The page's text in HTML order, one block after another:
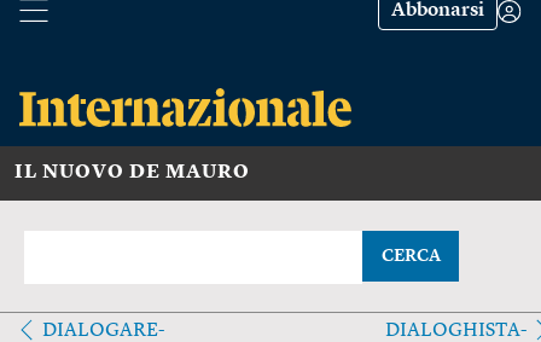
Abbonarsi
IL NUOVO DE MAURO
CERCA
DIALOGARE-
DIALOGHISTA-